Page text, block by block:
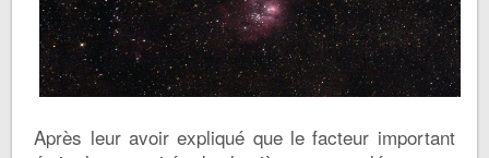
Après leur avoir expliqué que le facteur important